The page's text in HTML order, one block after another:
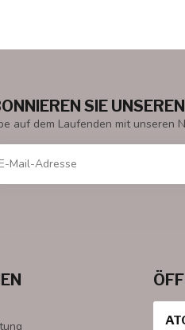
SIE
auf dem Laufenden mit unseren